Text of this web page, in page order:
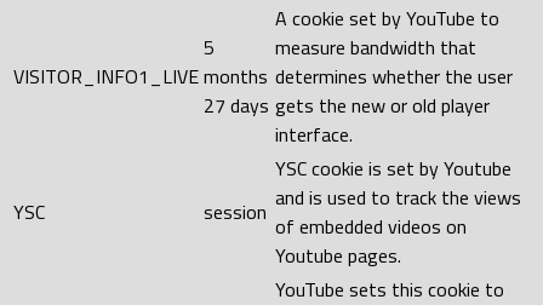
VISITOR_INFO1_LIVE
5
months
27 days
A cookie set by YouTube to
measure bandwidth that
determines whether the user
gets the new or old player
interface.
YSC session
YSC cookie is set by Youtube
and is used to track the views
of embedded videos on
Youtube pages.
YouTube sets this cookie to